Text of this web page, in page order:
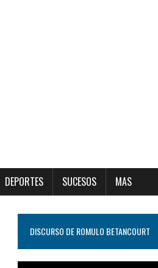
DEPORTES SUCESOS MAS
DISCURSO DE ROMULO BETANCOURT